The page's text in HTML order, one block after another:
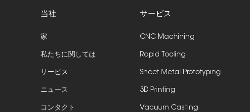
当社
家
私たちに関しては
サービス
ニュース
コンタクト
サービス
CNC Machining
Rapid Tooling
Sheet Metal Prototyping
3D Printing
Vacuum Casting